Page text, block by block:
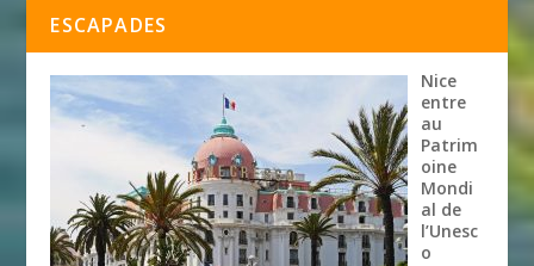
ESCAPADES
Nice
entre
au
Patrim
oine
Mondi
al de
l’Unesc
o